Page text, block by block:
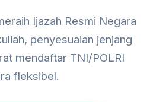
Ijazah Resmi Negara
penyesuaian jenjang
mendaftar TNI/POLRI
fleksibel.